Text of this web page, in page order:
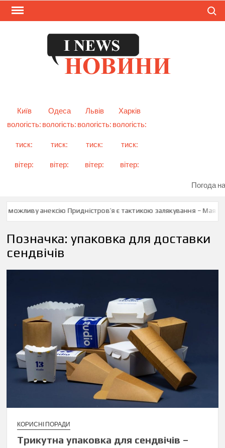
Skip
Київ
Одеса Львів
Харків
вологість:
тиск:
вітер:
вологість:
тиск:
вітер:
вологість:
тиск:
вітер:
вологість:
тиск:
вітер:
Погода
можливу анексію Придністров’я є тактикою залякування – Мая
Позначка:упаковка для доставки
сендвічів
КОРИСНІ ПОРАДИ
Трикутна упаковка для сендвічів –